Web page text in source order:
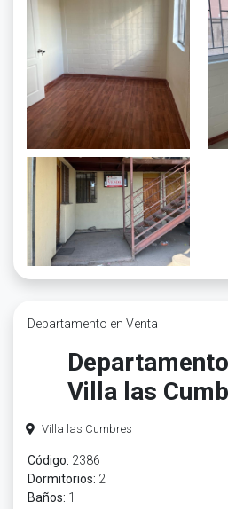
Departamento en Venta
Villa las
Villa las Cumbres
Código: 2386
Dormitorios: 2
Baños: 1